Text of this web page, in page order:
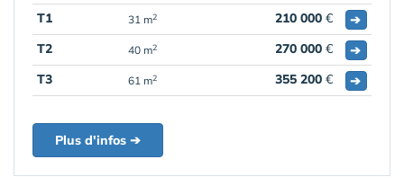
T1 31 m2 210 000 €
➔
T2
40 m2 270 000 €
➔
T3
61 m2 355 200 € ➔
Plus d'infos ➔